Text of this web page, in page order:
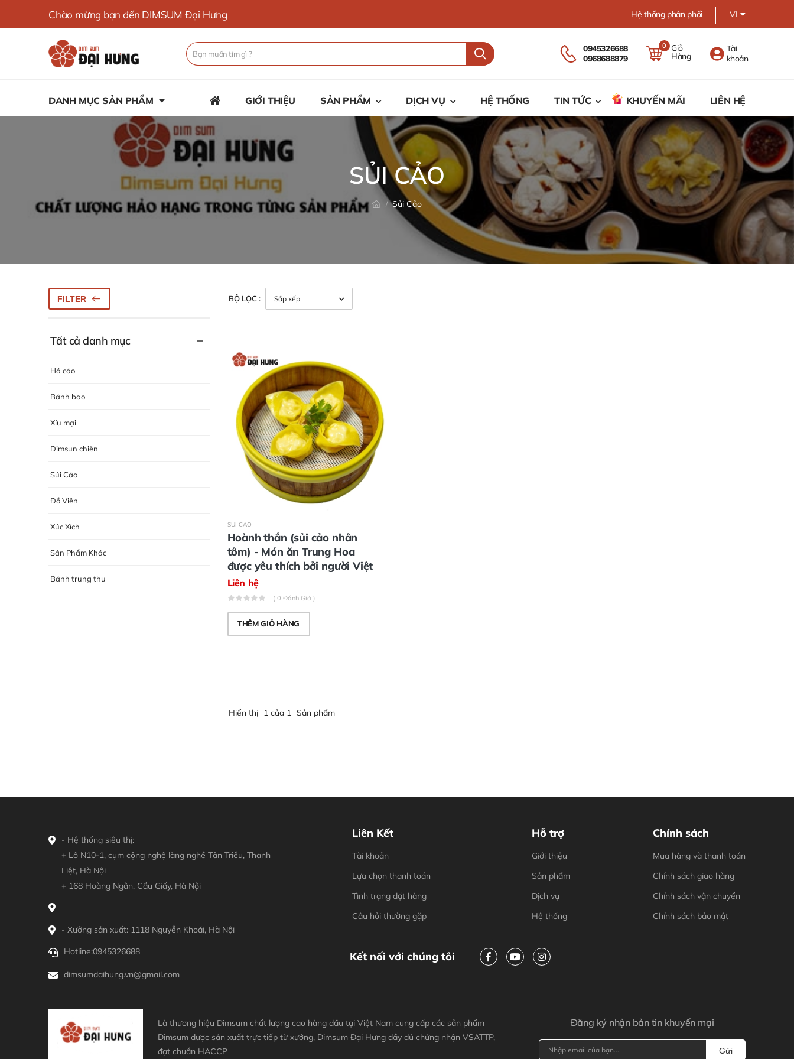
Chào mừng bạn đến DIMSUM Đại Hưng Hệ thống phân phối VI
0945326688
0968688879
0 Giỏ
Hàng
Tài
khoản
DANH MỤC SẢN PHẨM GIỚI THIỆU SẢN PHẨM DỊCH VỤ HỆ THỐNG TIN TỨC KHUYẾN MÃI LIÊN HỆ
SỦI CẢO
/ Sủi Cảo
FILTER
Tất cả danh mục
Há cảo
Bánh bao
Xíu mại
Dimsun chiên
Sủi Cảo
Đồ Viên
Xúc Xích
Sản Phẩm Khác
Bánh trung thu
BỘ LỌC :
SỦI CẢO
Hoành thắn (sủi cảo nhân
tôm) - Món ăn Trung Hoa
được yêu thích bởi người Việt
Liên hệ
( 0 Đánh Giá )
THÊM GIỎ HÀNG
Hiển thị 1 của 1 Sản phẩm
- Hệ thống siêu thị:
+ Lô N10-1, cụm cộng nghệ làng nghề Tân Triều, Thanh
Liệt, Hà Nội
+ 168 Hoàng Ngân, Cầu Giấy, Hà Nội
- Xưởng sản xuất: 1118 Nguyễn Khoái, Hà Nội
Hotline:0945326688
dimsumdaihung.vn@gmail.com
Liên Kết
Tài khoản
Lựa chọn thanh toán
Tình trạng đặt hàng
Câu hỏi thường gặp
Hỗ trợ
Giới thiệu
Sản phẩm
Dịch vụ
Hệ thống
Chính sách
Mua hàng và thanh toán
Chính sách giao hàng
Chính sách vận chuyển
Chính sách bảo mật
Kết nối với chúng tôi
Là thương hiệu Dimsum chất lượng cao hàng đầu tại Việt Nam cung cấp các sản phẩm
Dimsum được sản xuất trực tiếp từ xưởng, Dimsum Đại Hưng đầy đủ chứng nhận VSATTP,
đạt chuẩn HACCP
Đăng ký nhận bản tin khuyến mại
Gửi